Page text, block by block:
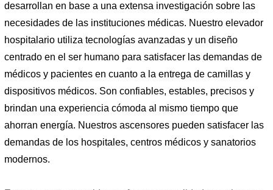
desarrollan en base a una extensa investigación sobre las
necesidades de las instituciones médicas. Nuestro elevador
hospitalario utiliza tecnologías avanzadas y un diseño
centrado en el ser humano para satisfacer las demandas de
médicos y pacientes en cuanto a la entrega de camillas y
dispositivos médicos. Son confiables, estables, precisos y
brindan una experiencia cómoda al mismo tiempo que
ahorran energía. Nuestros ascensores pueden satisfacer las
demandas de los hospitales, centros médicos y sanatorios
modernos.